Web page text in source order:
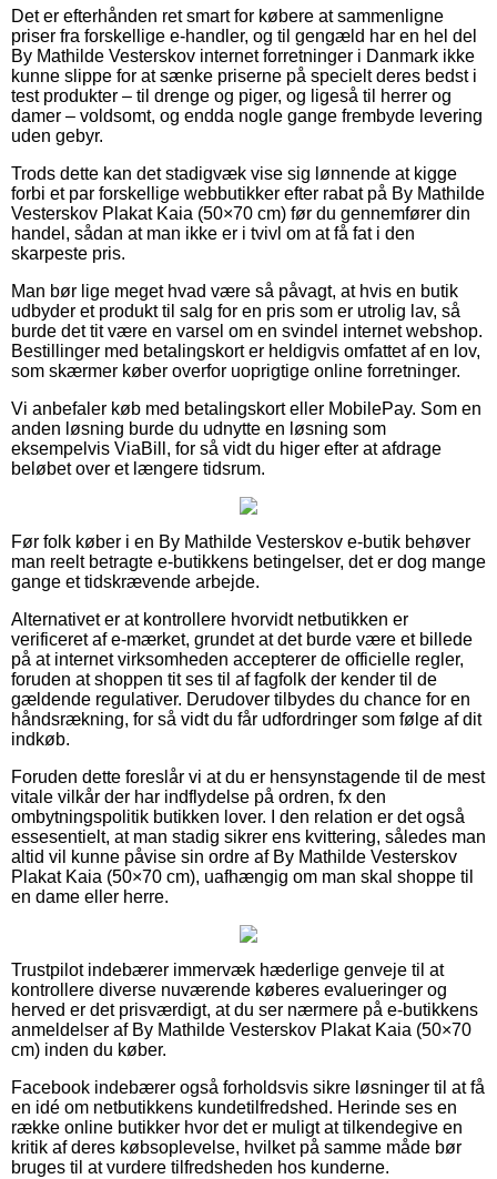
Det er efterhånden ret smart for købere at sammenligne
priser fra forskellige e-handler, og til gengæld har en hel del
By Mathilde Vesterskov internet forretninger i Danmark ikke
kunne slippe for at sænke priserne på specielt deres bedst i
test produkter – til drenge og piger, og ligeså til herrer og
damer – voldsomt, og endda nogle gange frembyde levering
uden gebyr.
Trods dette kan det stadigvæk vise sig lønnende at kigge
forbi et par forskellige webbutikker efter rabat på By Mathilde
Vesterskov Plakat Kaia (50×70 cm) før du gennemfører din
handel, sådan at man ikke er i tvivl om at få fat i den
skarpeste pris.
Man bør lige meget hvad være så påvagt, at hvis en butik
udbyder et produkt til salg for en pris som er utrolig lav, så
burde det tit være en varsel om en svindel internet webshop.
Bestillinger med betalingskort er heldigvis omfattet af en lov,
som skærmer køber overfor uoprigtige online forretninger.
Vi anbefaler køb med betalingskort eller MobilePay. Som en
anden løsning burde du udnytte en løsning som
eksempelvis ViaBill, for så vidt du higer efter at afdrage
beløbet over et længere tidsrum.
Før folk køber i en By Mathilde Vesterskov e-butik behøver
man reelt betragte e-butikkens betingelser, det er dog mange
gange et tidskrævende arbejde.
Alternativet er at kontrollere hvorvidt netbutikken er
verificeret af e-mærket, grundet at det burde være et billede
på at internet virksomheden accepterer de officielle regler,
foruden at shoppen tit ses til af fagfolk der kender til de
gældende regulativer. Derudover tilbydes du chance for en
håndsrækning, for så vidt du får udfordringer som følge af dit
indkøb.
Foruden dette foreslår vi at du er hensynstagende til de mest
vitale vilkår der har indflydelse på ordren, fx den
ombytningspolitik butikken lover. I den relation er det også
essesentielt, at man stadig sikrer ens kvittering, således man
altid vil kunne påvise sin ordre af By Mathilde Vesterskov
Plakat Kaia (50×70 cm), uafhængig om man skal shoppe til
en dame eller herre.
Trustpilot indebærer immervæk hæderlige genveje til at
kontrollere diverse nuværende køberes evalueringer og
herved er det prisværdigt, at du ser nærmere på e-butikkens
anmeldelser af By Mathilde Vesterskov Plakat Kaia (50×70
cm) inden du køber.
Facebook indebærer også forholdsvis sikre løsninger til at få
en idé om netbutikkens kundetilfredshed. Herinde ses en
række online butikker hvor det er muligt at tilkendegive en
kritik af deres købsoplevelse, hvilket på samme måde bør
bruges til at vurdere tilfredsheden hos kunderne.